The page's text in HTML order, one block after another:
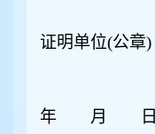
证明单位(公章)
年 月 日